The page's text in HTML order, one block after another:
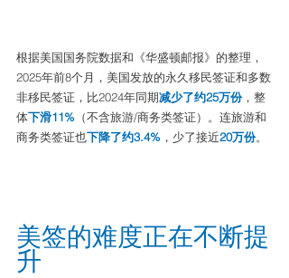
根据美国国务院数据和《华盛顿邮报》的整理，
2025年前8个月，美国发放的永久移民签证和多数
非移民签证，比2024年同期减少了约25万份，整
体下滑11% （不含旅游/商务类签证）。连旅游和
商务类签证也下降了约3.4% ，少了接近20万份。
美签的难度正在不断提
升